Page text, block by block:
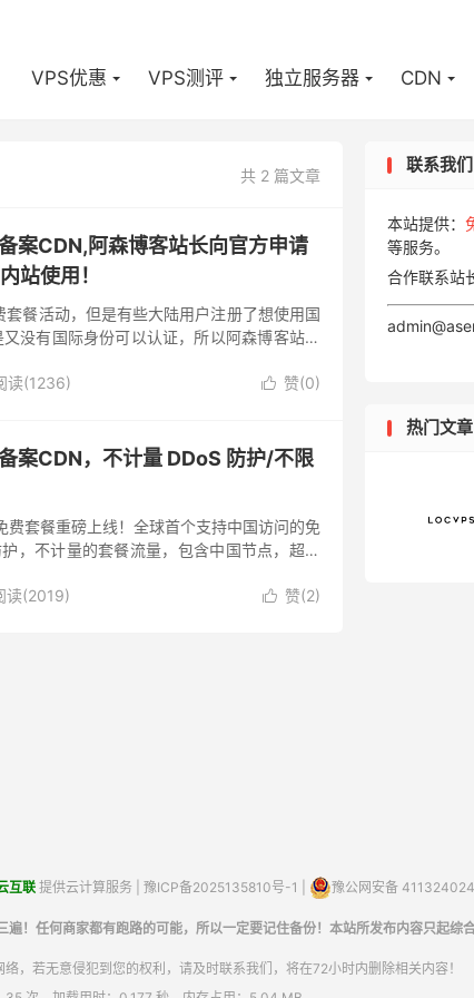
VPS优惠 VPS测评 独立服务器 CDN
共 2 篇文章
案CDN,阿森博客站长向官方申请
站使用！
餐活动，但是有些大陆用户注册了想使用国
没有国际身份可以认证，所以阿森博客站长
 赞(0)
读(1236)
案CDN，不计量 DDoS 防护/不限
套餐重磅上线！全球首个支持中国访问的免
，不计量的套餐流量，包含中国节点，超过
 赞(2)
读(2019)
联系我们
本站提供：
等服务。
合作联系站
热门文章
互联 提供云计算服务 | 豫ICP备2025135810号-1 豫公网安备
遍！任何商家都有跑路的可能，所以一定要记住备份！本站所发布内容只起综
，若无意侵犯到您的权利，请及时联系我们，将在72小时内删除相关内容！